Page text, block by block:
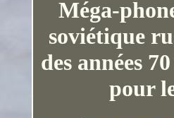
Méga-
soviétique
des années
pour